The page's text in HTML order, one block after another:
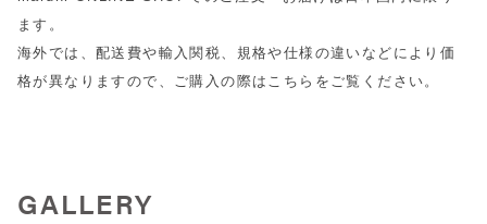
ます。
海外では、配送費や輸入関税、規格や仕様の違いなどにより価
格が異なりますので、ご購入の際は こちら をご覧ください。
GALLERY